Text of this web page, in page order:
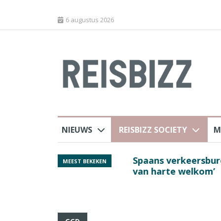
6 augustus 2026
NIEUWS REISBIZZ SOCIETY
MEEST BEKEKEN
luchthaven
Spaans
van harte welkom’